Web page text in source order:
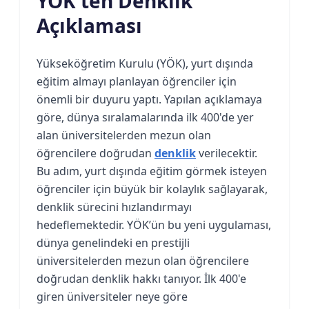
Açıklaması
Yükseköğretim Kurulu (YÖK), yurt dışında
eğitim almayı planlayan öğrenciler için
önemli bir duyuru yaptı. Yapılan açıklamaya
göre, dünya sıralamalarında ilk 400'de yer
alan üniversitelerden mezun olan
öğrencilere doğrudan denklikverilecektir.
Bu adım, yurt dışında eğitim görmek isteyen
öğrenciler için büyük bir kolaylık sağlayarak,
denklik sürecini hızlandırmayı
hedeflemektedir. YÖK’ün bu yeni uygulaması,
dünya genelindeki en prestijli
üniversitelerden mezun olan öğrencilere
doğrudan denklik hakkı tanıyor. İlk 400'e
giren üniversiteler neye göre